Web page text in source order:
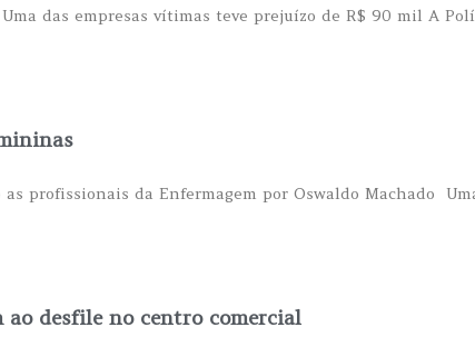
das empresas vítimas teve prejuízo de R$ 90 mil A
profissionais da Enfermagem por Oswaldo Machado
ao desfile no centro comercial